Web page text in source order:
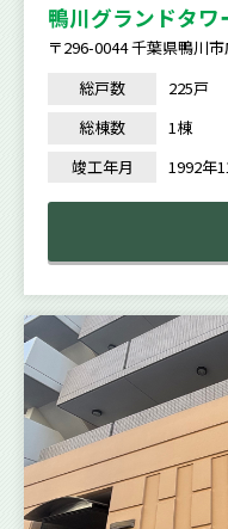
鴨川グランドタワ
〒296-0044 千葉県鴨川
総戸数
225戸
総棟数
1棟
竣工年月
1992年